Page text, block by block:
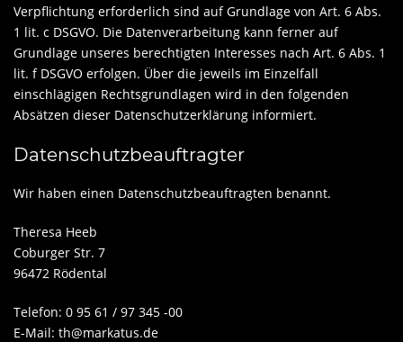
Verpflichtung erforderlich sind auf Grundlage von Art. 6 Abs.
1 lit. c DSGVO. Die Datenverarbeitung kann ferner auf
Grundlage unseres berechtigten Interesses nach Art. 6 Abs. 1
lit. f DSGVO erfolgen. Über die jeweils im Einzelfall
einschlägigen Rechtsgrundlagen wird in den folgenden
Absätzen dieser Datenschutzerklärung informiert.
Datenschutz­beauftragter
Wir haben einen Datenschutzbeauftragten benannt.
Theresa Heeb
Coburger Str. 7
96472 Rödental
Telefon: 0 95 61 / 97 345 -00
E-Mail: th@markatus.de